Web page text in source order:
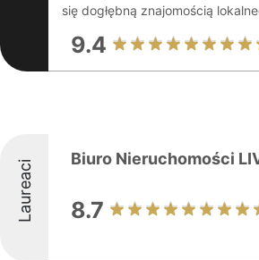
się dogłębną znajomością
9.4
Laureaci Biuro Nieruchomości
8.7